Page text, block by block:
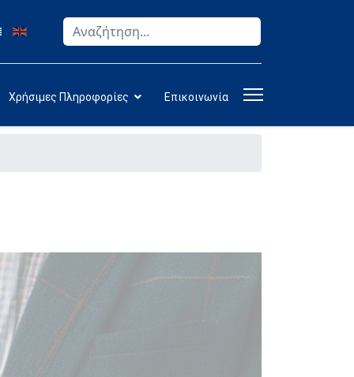
Αναζήτηση
Χρήσιμες Πληροφορίες Επικοινωνία